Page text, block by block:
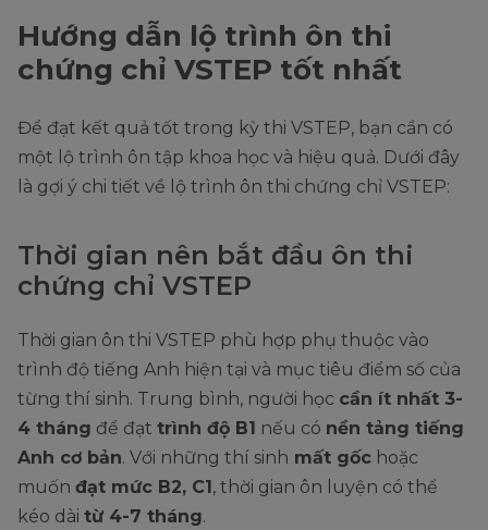
Hướng dẫn lộ trình ôn thi
chứng chỉ VSTEP tốt nhất
Để đạt kết quả tốt trong kỳ thi VSTEP, bạn cần có
một lộ trình ôn tập khoa học và hiệu quả. Dưới đây
là gợi ý chi tiết về lộ trình ôn thi chứng chỉ VSTEP:
Thời gian nên bắt đầu ôn thi
chứng chỉ VSTEP
Thời gian ôn thi VSTEP phù hợp phụ thuộc vào
trình độ tiếng Anh hiện tại và mục tiêu điểm số của
từng thí sinh. Trung bình, người học cần ít nhất 3-
4 tháng để đạt trình độ B1 nếu có nền tảng tiếng
Anh cơ bản. Với những thí sinh mất gốc hoặc
muốn đạt mức B2, C1 , thời gian ôn luyện có thể
kéo dài từ 4-7 tháng.